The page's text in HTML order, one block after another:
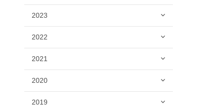
2023
2022
2021
2020
2019